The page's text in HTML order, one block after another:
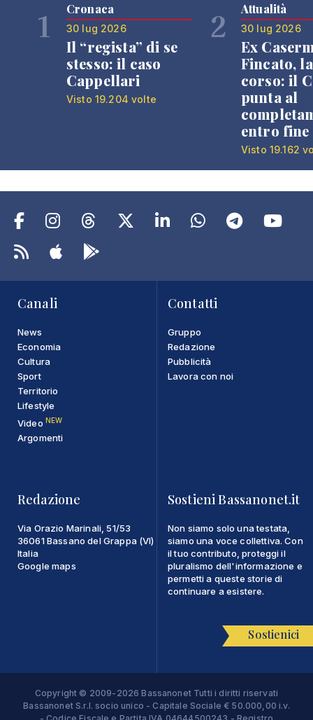
1 Cronaca
30 lug 2026
Il “regista” di se
stesso: il caso
Cappellari
Visto 19.204 volte
2 Attualità
30 lug 2026
Ex
Fincato,
corso: il
punta al
entro fine
Visto 19.162
Canali
News
Economia
Cultura
Sport
Territorio
Lifestyle
Video NEW
Argomenti
Contatti
Gruppo
Redazione
Pubblicità
Lavora con noi
Redazione
Via Orazio Marinali, 51/53
36061 Bassano del Grappa (VI)
Italia
Google maps
Sostieni Bassanonet.it
Non siamo solo una testata,
siamo una voce collettiva. Con
il tuo contributo, proteggi il
pluralismo dell'informazione e
permetti a queste storie di
continuare a esistere.
Sostienici
Copyright © 2009-2026 Bassanonet Tutti i diritti riservati
Bassanonet S.r.l. socio unico - Capitale Sociale € 50.000,00 i.v.